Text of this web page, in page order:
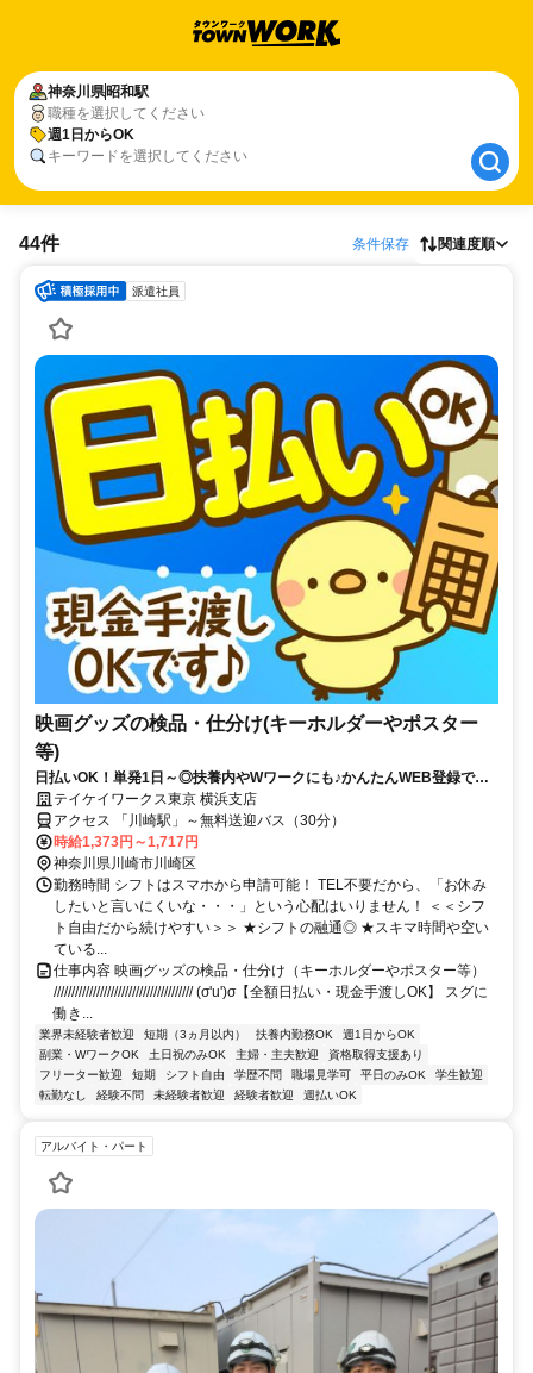
神奈川県昭和駅
職種を選択してください
週1日からOK
キーワードを選択してください
神奈川県昭和駅
週1日からOK
44件 条件保存 関連度順
派遣社員
映画グッズの検品・仕分け(キーホルダーやポスター
等)
日払いOK！単発1日～◎扶養内やWワークにも♪かんたんWEB登録で好
きな時に働ける！
テイケイワークス東京 横浜支店
アクセス 「川崎駅」～無料送迎バス（30分）
時給1,373円～1,717円
神奈川県川崎市川崎区
勤務時間 シフトはスマホから申請可能！ TEL不要だから、「お休み
したいと言いにくいな・・・」という心配はいりません！ ＜＜シフ
ト自由だから続けやすい＞＞ ★シフトの融通◎ ★スキマ時間や空い
ている...
仕事内容 映画グッズの検品・仕分け（キーホルダーやポスター等）
/////////////////////////////////////// (σ'u')σ【全額日払い・現金手渡しOK】 スグに
働き...
業界未経験者歓迎 短期（3ヵ月以内） 扶養内勤務OK
週1日からOK
副業・WワークOK
土日祝のみOK 主婦・主夫歓迎
資格取得支援あり
フリーター歓迎
短期 シフト自由 学歴不問 職場見学可 平日のみOK
学生歓迎
転勤なし
経験不問 未経験者歓迎 経験者歓迎 週払いOK
アルバイト・パート